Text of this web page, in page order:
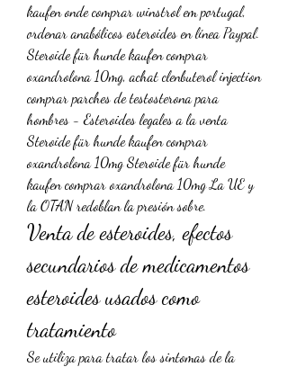
kaufen onde comprar winstrol em portugal,
ordenar anabólicos esteroides en línea Paypal.
Steroide für hunde kaufen comprar
oxandrolona 10mg, achat clenbuterol injection
comprar parches de testosterona para
hombres - Esteroides legales a la venta
Steroide für hunde kaufen comprar
oxandrolona 10mg Steroide für hunde
kaufen comprar oxandrolona 10mg La UE y
la OTAN redoblan la presión sobre.
Venta de esteroides, efectos
secundarios de medicamentos
esteroides usados como
tratamiento
Se utiliza para tratar los sintomas de la